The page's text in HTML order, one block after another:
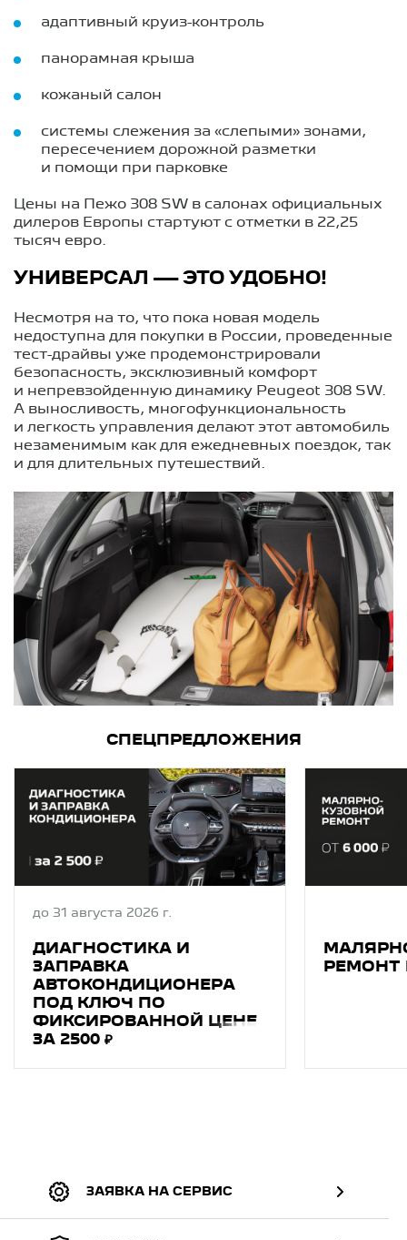
адаптивный круиз-контроль
панорамная крыша
кожаный салон
системы слежения за «слепыми» зонами,
пересечением дорожной разметки
и помощи при парковке
Цены на Пежо 308 SW в салонах официальных
дилеров Европы стартуют с отметки в 22,25
тысяч евро.
УНИВЕРСАЛ — ЭТО УДОБНО!
Несмотря на то, что пока новая модель
недоступна для покупки в России, проведенные
тест-драйвы уже продемонстрировали
безопасность, эксклюзивный комфорт
и непревзойденную динамику Peugeot 308 SW.
А выносливость, многофункциональность
и легкость управления делают этот автомобиль
незаменимым как для ежедневных поездок, так
и для длительных путешествий.
СПЕЦПРЕДЛОЖЕНИЯ
до 31 августа 2026 г.
ДИАГНОСТИКA И
ЗAПPAВКA
АВТОКОНДИЦИОНEРA
ПОД КЛЮЧ ПО
ФИКСИРОВАННОЙ ЦЕНЕ
ЗА 2500 ₽
РЕМОНТ
ЗАЯВКА НА СЕРВИС